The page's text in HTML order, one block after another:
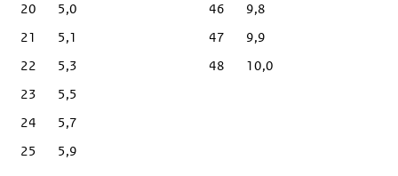
20
5,0
21
5,1
22
5,3
23
5,5
24
5,7
25
5,9
46
9,8
47
9,9
48
10,0